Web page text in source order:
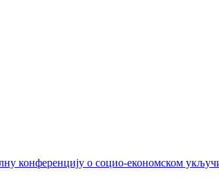
конференцију о социо-економском